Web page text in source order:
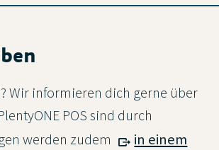
Wir informieren dich gerne über
POS sind durch
werden zudem
in einem